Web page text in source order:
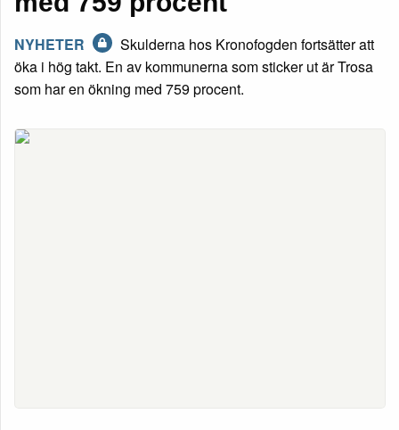
NYHETER
Skulderna hos Kronofogden fortsätter att
öka i hög takt. En av kommunerna som sticker ut är Trosa
som har en ökning med 759 procent.